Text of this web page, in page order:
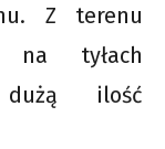
Z terenu
na tyłach
dużą ilość